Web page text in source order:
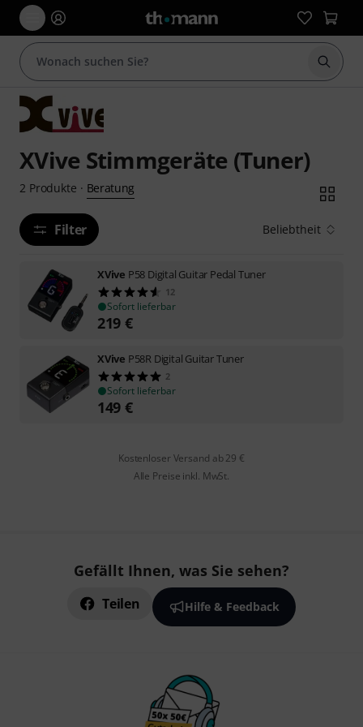
Suche
XVive Stimmgeräte (Tuner)
2 Produkte · Beratung
Filter Beliebtheit
XVive P58 Digital Guitar Pedal Tuner
12
Sofort lieferbar
219 €
XVive P58R Digital Guitar Tuner
2
Sofort lieferbar
149 €
Kostenloser Versand ab 29 €
Alle Preise inkl. MwSt.
Gefällt Ihnen, was Sie sehen?
Teilen Hilfe & Feedback